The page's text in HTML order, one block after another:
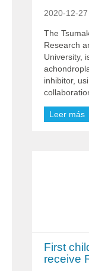
2020-12-27
The
Research
University,
inhibitor,
Leer más
First
receive